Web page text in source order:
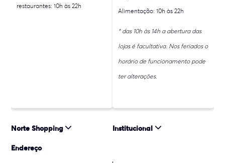
restaurantes: 10h às 22h
Alimentação: 10h às 22h
* das 10h às 14h a abertura das
lojas é facultativa. Nos feriados o
horário de funcionamento pode
ter alterações.
Norte Shopping Institucional
Endereço